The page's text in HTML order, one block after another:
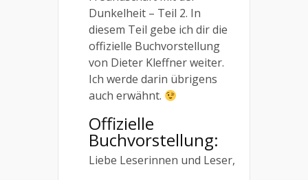
Dunkelheit – Teil 2. In
diesem Teil gebe ich dir die
offizielle Buchvorstellung
von Dieter Kleffner weiter.
Ich werde darin übrigens
auch erwähnt.
Offizielle
Buchvorstellung:
Liebe Leserinnen und Leser,